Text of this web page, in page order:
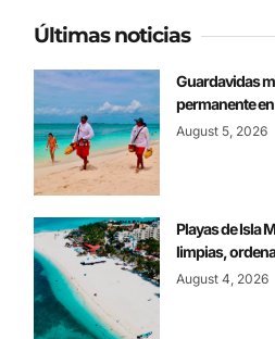
Últimas noticias
Guardavidas
permanente
August 5, 2026
Playas de Isla
limpias,
August 4, 2026